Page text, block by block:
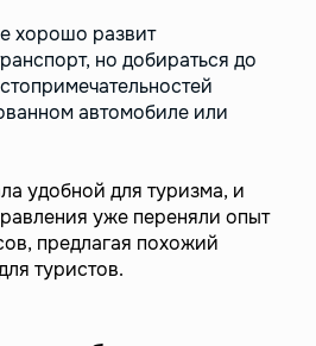
хорошо развит
но добираться до
автомобиле или
удобной для туризма, и
уже переняли опыт
предлагая похожий
туристов.